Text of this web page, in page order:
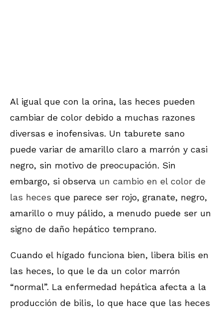
Al igual que con la orina, las heces pueden
cambiar de color debido a muchas razones
diversas e inofensivas. Un taburete sano
puede variar de amarillo claro a marrón y casi
negro, sin motivo de preocupación. Sin
embargo, si observa un cambio en el color de
las heces que parece ser rojo, granate, negro,
amarillo o muy pálido, a menudo puede ser un
signo de daño hepático temprano.
Cuando el hígado funciona bien, libera bilis en
las heces, lo que le da un color marrón
“normal”. La enfermedad hepática afecta a la
producción de bilis, lo que hace que las heces